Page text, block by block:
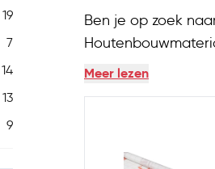
19
7
14
13
9
Ben je op zoek
dampdoorlatende
Meer lezen